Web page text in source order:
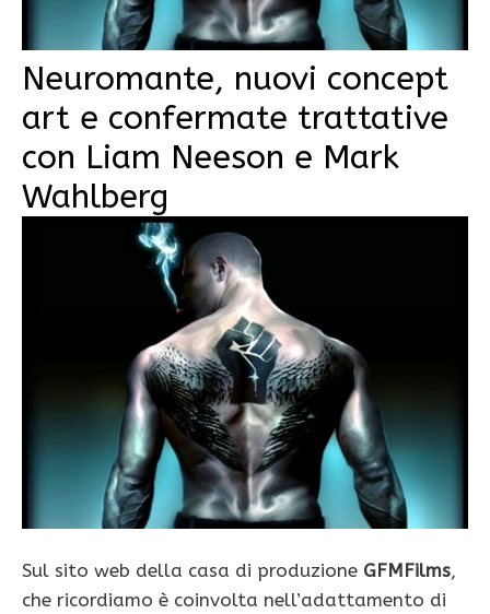
Neuromante, nuovi concept
art e confermate trattative
con Liam Neeson e Mark
Wahlberg
Sul sito web della casa di produzione GFMFilms,
che ricordiamo è coinvolta nell’adattamento di